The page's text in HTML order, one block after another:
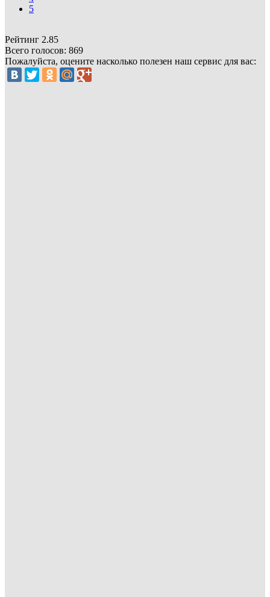
5
Рейтинг 2.85
Всего голосов: 869
Пожалуйста, оцените насколько полезен наш сервис для вас: